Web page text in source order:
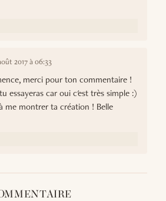
2017 à 06:33
merci pour ton commentaire !
essayeras car oui c'est très simple :)
me montrer ta création ! Belle